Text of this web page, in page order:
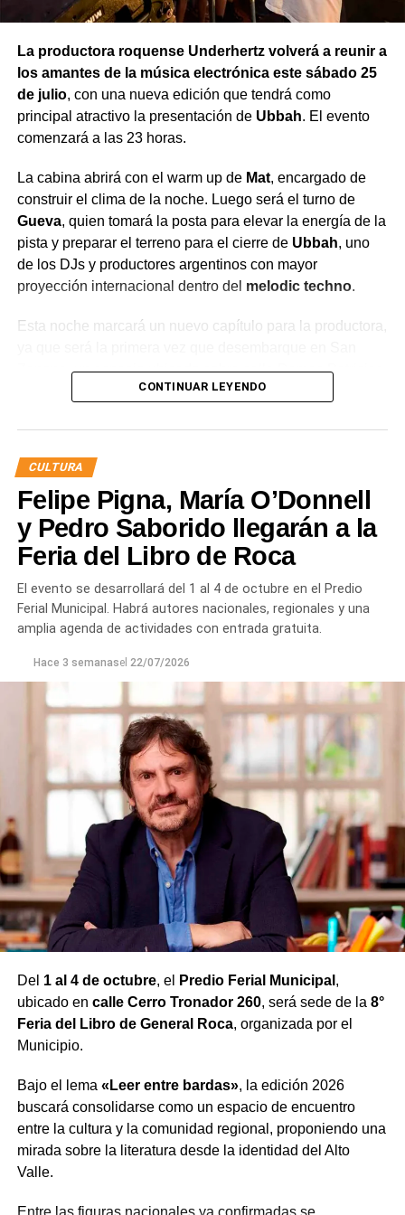
La productora roquense Underhertz volverá a reunir a
los amantes de la música electrónica este sábado 25
de julio, con una nueva edición que tendrá como
principal atractivo la presentación de Ubbah. El evento
comenzará a las 23 horas.
La cabina abrirá con el warm up de Mat, encargado de
construir el clima de la noche. Luego será el turno de
Gueva, quien tomará la posta para elevar la energía de la
pista y preparar el terreno para el cierre de Ubbah, uno
de los DJs y productores argentinos con mayor
proyección internacional dentro del melodic techno.
Esta noche marcará un nuevo capítulo para la productora,
Zenone, un espacio ubicado sobre calle Damas Patricias,
casi Ruta Nacional N° 22, en General Roca.
En pocos años, Underhertz logró consolidarse como una
electrónica del Alto Valle. Sus eventos comenzaron en el
predio de Sitrajur, luego continuaron en Aquelarre y
también tuvieron su paso por Oveja Negra, convocando a
un público cada vez más numeroso.
ciudad artistas de gran prestigio dentro de la electrónica,
como D-Nox, Emiliano Demarco, Emi Galván, Kamilo
referentes nacionales e internacionales, posicionando a
Roca como una plaza cada vez más importante dentro
del circuito.
Un artista argentino que conquista
los principales escenarios del
mundo
Detrás del nombre artísticoUbbah se encuentraLucas
Uberto, productor nacido en Argentina que comenzó su
formación musical desde muy pequeño estudiando piano
y que, con el paso de los años, se convirtió en uno de los
exponentes más destacados del melodic techno a nivel
Su carrera dio un salto definitivo tras incorporarse al
prestigioso sello Afterlife, de Tale Of Us, con el
lanzamiento de System Failure, una producción que lo
electrónica mundial. A partir de allí comenzó a
presentarse en algunos de los clubes y festivales más
importantes del planeta, como Hi Ibiza, Amnesia Ibiza,
Printworks de Londres y eventos oficiales de Afterlife en
distintos países.
CONTINUAR LEYENDO
CULTURA
Felipe Pigna, María O’Donnell
y Pedro Saborido llegarán a la
Feria del Libro de Roca
El evento se desarrollará del 1 al 4 de octubre en el Predio
Ferial Municipal. Habrá autores nacionales, regionales y una
amplia agenda de actividades con entrada gratuita.
Hace 3 semanasel 22/07/2026
Del 1 al 4 de octubre, el Predio Ferial Municipal ,
ubicado en calle Cerro Tronador 260, será sede de la 8°
Feria del Libro de General Roca, organizada por el
Municipio.
Bajo el lema «Leer entre bardas», la edición 2026
buscará consolidarse como un espacio de encuentro
entre la cultura y la comunidad regional, proponiendo una
mirada sobre la literatura desde la identidad del Alto
Valle.
Entre las figuras nacionales ya confirmadas se